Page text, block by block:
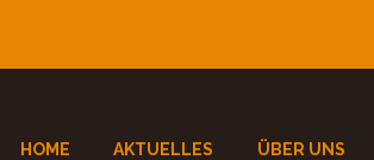
HOME AKTUELLES ÜBER UNS